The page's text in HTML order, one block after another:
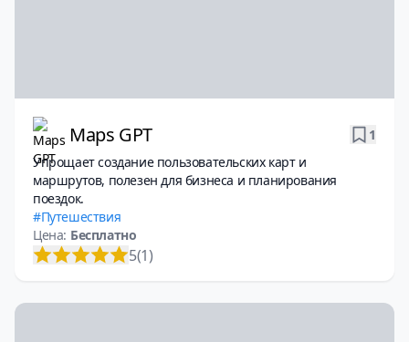
Maps GPT
1
Упрощает создание пользовательских карт и
маршрутов, полезен для бизнеса и планирования
поездок.
Путешествия
Цена: Бесплатно
5(1)